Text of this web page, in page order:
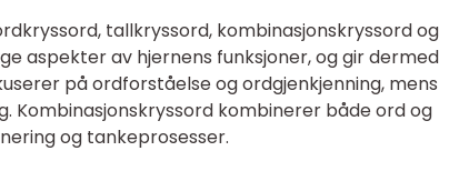
tallkryssord, kombinasjonskryssord og
aspekter av hjernens funksjoner, og gir dermed
på ordforståelse og ordgjenkjenning, mens
Kombinasjonskryssord kombinerer både ord og
og tankeprosesser.